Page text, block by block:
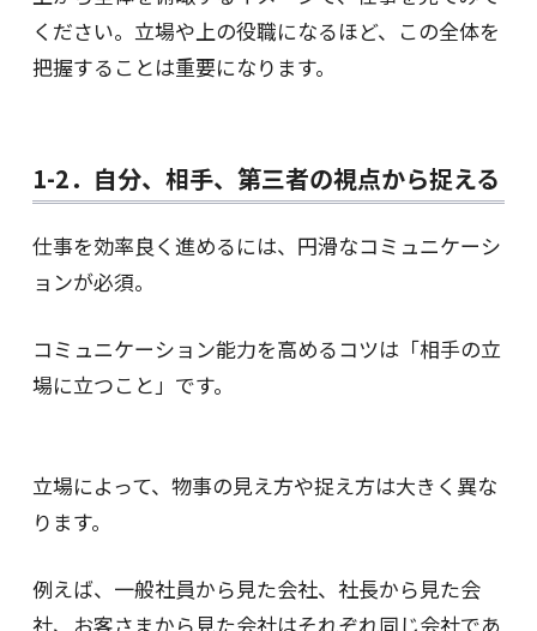
ください。立場や上の役職になるほど、この全体を
把握することは重要になります。
1-2．自分、相手、第三者の視点から捉える
仕事を効率良く進めるには、円滑なコミュニケーシ
ョンが必須。
コミュニケーション能力を高めるコツは「相手の立
場に立つこと」です。
立場によって、物事の見え方や捉え方は大きく異な
ります。
例えば、一般社員から見た会社、社長から見た会
社、お客さまから見た会社はそれぞれ同じ会社であ